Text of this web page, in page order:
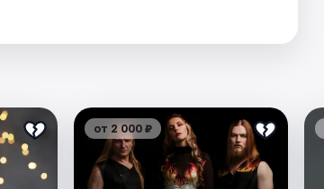
от 2 000 ₽